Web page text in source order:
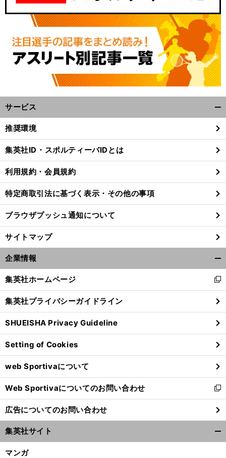
サービス
閉
る
推奨環境
集英社ID・スポルティーバIDとは
利用規約・会員規約
特定商取引法に基づく表示・その他の事項
ブラウザプッシュ通知について
サイトマップ
企業情報
閉
る
集英社ホームページ
新
し
い
ウ
ィ
ン
ド
ウ
で
開
く
集英社プライバシーガイドライン
SHUEISHA Privacy Guideline
Setting of Cookies
web Sportivaについて
Web Sportivaについてのお問い合わせ
新
し
い
ウ
ィ
ン
広告についてのお問い合わせ
集英社サイト
マンガ